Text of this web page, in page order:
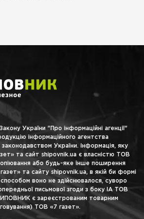
України "Про інформаційні агенції"
інформаційного агентства
України. Інформація, яку
та сайт shipovnik.ua є власністю ТОВ
або будь-яке інше поширення
та сайту shipovnik.ua, в якій би формі
воно не здійснювалося, суворо
письмової згоди з боку ІА ТОВ
є зареєстрованим товарним
ТОВ «7 газет».